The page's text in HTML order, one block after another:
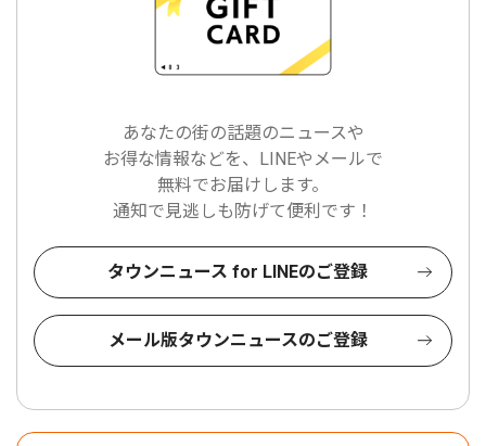
あなたの街の話題のニュースや
お得な情報などを、LINEやメールで
無料でお届けします。
通知で見逃しも防げて便利です！
タウンニュース for LINEのご登録
メール版タウンニュースのご登録